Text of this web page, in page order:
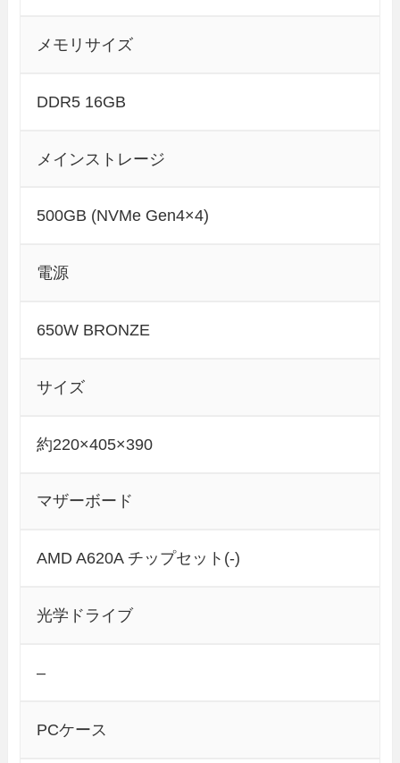
メモリサイズ
DDR5 16GB
メインストレージ
500GB (NVMe Gen4×4)
電源
650W BRONZE
サイズ
約220×405×390
マザーボード
AMD A620A チップセット(-)
光学ドライブ
–
PCケース